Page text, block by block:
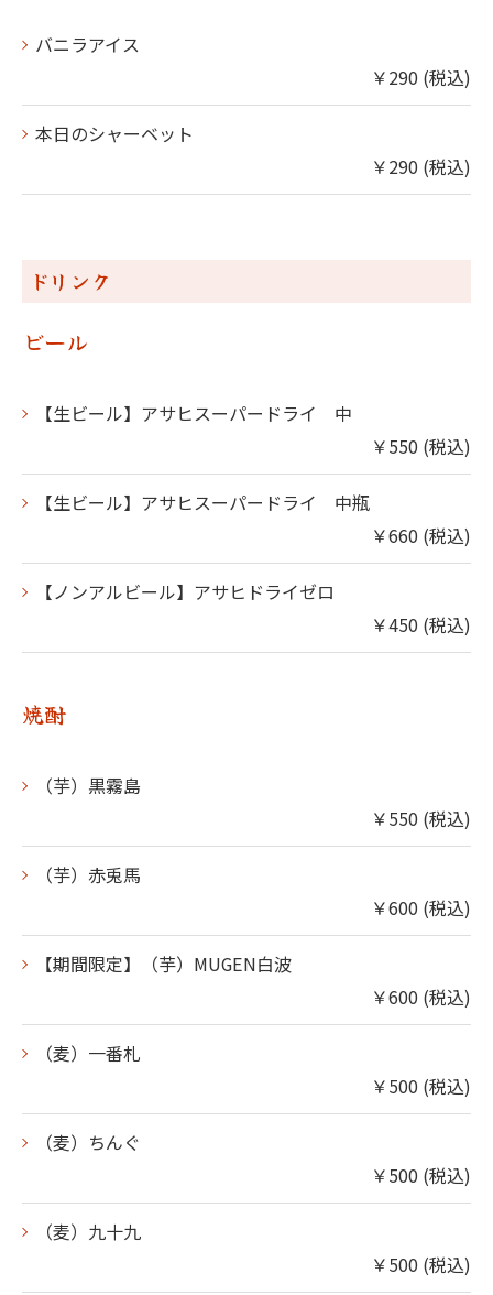
バニラアイス
￥290 (税込)
本日のシャーベット
￥290 (税込)
ドリンク
ビール
【生ビール】アサヒスーパードライ 中
￥550 (税込)
【生ビール】アサヒスーパードライ 中瓶
￥660 (税込)
【ノンアルビール】アサヒドライゼロ
￥450 (税込)
焼酎
（芋）黒霧島
￥550 (税込)
（芋）赤兎馬
￥600 (税込)
【期間限定】（芋）MUGEN白波
￥600 (税込)
（麦）一番札
￥500 (税込)
（麦）ちんぐ
￥500 (税込)
（麦）九十九
￥500 (税込)